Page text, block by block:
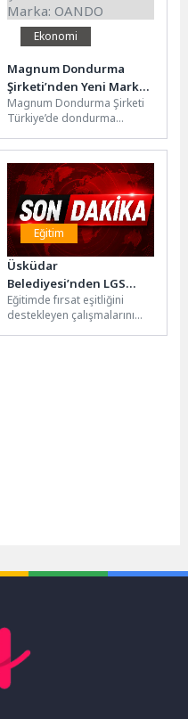
Ekonomi
Magnum Dondurma
Şirketi’nden Yeni Marka:
OANDO
Magnum Dondurma Şirketi
Türkiye’de dondurma
uzmanlığını dondurma
severler için yepyeni bir
markaya...
Eğitim
Üsküdar
Belediyesi’nden LGS
Tercih Döneminde
Ücretsiz Rehberlik
Desteği
Eğitimde fırsat eşitliğini
destekleyen çalışmalarını